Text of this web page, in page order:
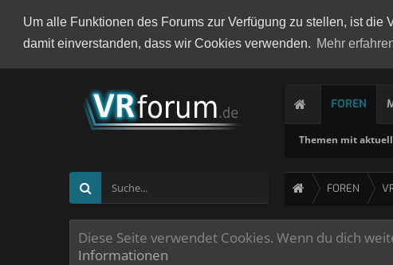
Um alle Funktionen des Forums zur Verfügung zu stellen, ist
damit einverstanden, dass wir Cookies verwenden. Mehr
FOREN
Themen mit
FOREN
Diese Seite verwendet Cookies. Wenn du dich
Informationen